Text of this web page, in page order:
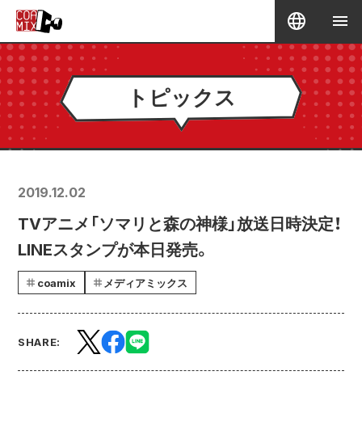
トピックス
2019.12.02
TVアニメ「ソマリと森の神様」放送日時決定！
LINEスタンプが本日発売。
coamix メディアミックス
SHARE: